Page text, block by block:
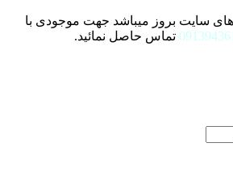
سایت بروز میباشد جهت موجودی با
تماس حاصل نمائید.